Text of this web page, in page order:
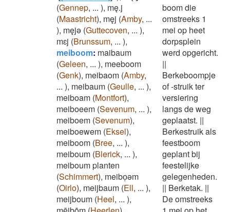
(Gennep, ... ), mę.j
(Maastricht), męj (Amby, ...
), męjǝ (Guttecoven, ... ),
mɛj (Brunssum, ... ),
meiboom: maibaum
(Geleen, ... ), meeboom
(Genk), meibaom (Amby,
... ), meibaum (Geulle, ... ),
meiboam (Montfort),
meiboeem (Sevenum, ... ),
meiboem (Sevenum),
meiboewem (Eksel),
meiboom (Bree, ... ),
meiboum (Blerick, ... ),
meiboum planten
(Schimmert), meiboͅəm
(Oirlo), meijbaum (Ell, ... ),
meijboum (Heel, ... ),
boom die
omstreeks 1
mei op heet
dorpsplein
werd opgericht.
||
Berkeboompje
of -struik ter
versiering
langs de weg
geplaatst. ||
Berkestruik als
feestboom
geplant bij
feestelijke
gelegenheden.
|| Berketak. ||
De omstreeks